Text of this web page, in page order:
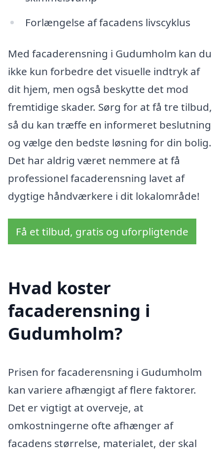
Forlængelse af facadens livscyklus
Med facaderensning i Gudumholm kan du
ikke kun forbedre det visuelle indtryk af
dit hjem, men også beskytte det mod
fremtidige skader. Sørg for at få tre tilbud,
så du kan træffe en informeret beslutning
og vælge den bedste løsning for din bolig.
Det har aldrig været nemmere at få
professionel facaderensning lavet af
dygtige håndværkere i dit lokalområde!
Få et tilbud, gratis og uforpligtende
Hvad koster
facaderensning i
Gudumholm?
Prisen for facaderensning i Gudumholm
kan variere afhængigt af flere faktorer.
Det er vigtigt at overveje, at
omkostningerne ofte afhænger af
facadens størrelse, materialet, der skal